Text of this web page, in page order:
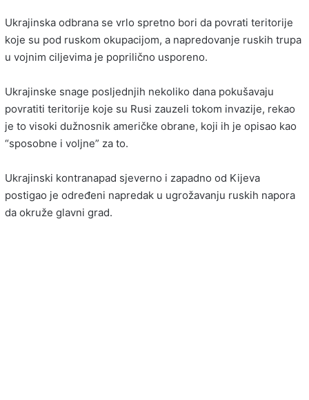
Ukrajinska odbrana se vrlo spretno bori da povrati teritorije
koje su pod ruskom okupacijom, a napredovanje ruskih trupa
u vojnim ciljevima je poprilično usporeno.
Ukrajinske snage posljednjih nekoliko dana pokušavaju
povratiti teritorije koje su Rusi zauzeli tokom invazije, rekao
je to visoki dužnosnik američke obrane, koji ih je opisao kao
“sposobne i voljne” za to.
Ukrajinski kontranapad sjeverno i zapadno od Kijeva
postigao je određeni napredak u ugrožavanju ruskih napora
da okruže glavni grad.